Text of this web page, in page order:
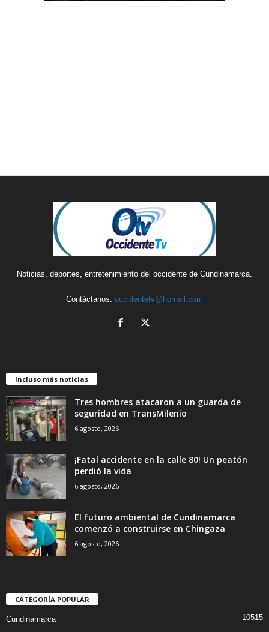
Noticias, deportes, entretenimiento del occidente de Cundinamarca.
Contáctanos: occidentetv@homail.com
Incluso más noticias
Tres hombres atacaron a un guarda de
seguridad en TransMilenio
6 agosto, 2026
¡Fatal accidente en la calle 80! Un peatón
perdió la vida
6 agosto, 2026
El futuro ambiental de Cundinamarca
comenzó a construirse en Chingaza
6 agosto, 2026
CATEGORÍA POPULAR
Cundinamarca
10515